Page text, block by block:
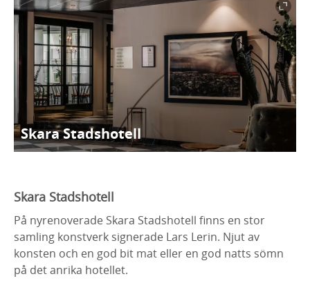
Skara Stadshotell
Skara Stadshotell
På nyrenoverade Skara Stadshotell finns en stor
samling konstverk signerade Lars Lerin. Njut av
konsten och en god bit mat eller en god natts sömn
på det anrika hotellet.